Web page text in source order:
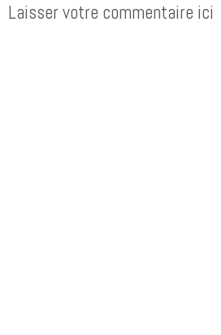
Laisser votre commentaire ici